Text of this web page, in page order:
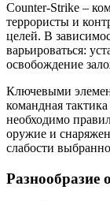
Counter-Strike –
террористы и
целей. В
варьироваться:
освобождение
Ключевыми
командная
необходимо
оружие и
слабости
Разнообразие